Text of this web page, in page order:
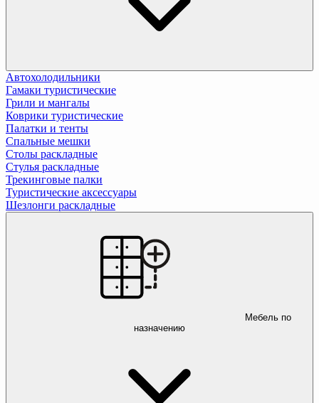
Автохолодильники
Гамаки туристические
Грили и мангалы
Коврики туристические
Палатки и тенты
Спальные мешки
Столы раскладные
Стулья раскладные
Трекинговые палки
Туристические аксессуары
Шезлонги раскладные
Мебель по
назначению